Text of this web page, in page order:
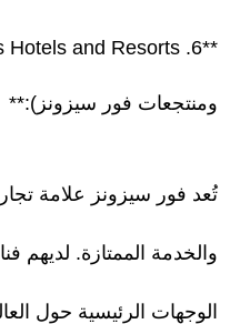
ومنتجعات فور سيزونز):**
تُعد فور سيزونز علامة
والخدمة الممتازة. لديهم
الوجهات الرئيسية حول